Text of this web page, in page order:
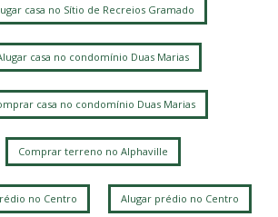
casa no Sítio de Recreios Gramado
casa no condomínio Duas Marias
casa no condomínio Duas Marias
Comprar terreno no Alphaville
no Centro Alugar prédio no Centro